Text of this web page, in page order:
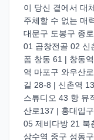
이 당신 곁에서 대
주체할 수 없는 매
대문구 도봉구 종
01 곱창전골 02 신
폼 창동 61 | 창동
역 마포구 와우산
길 28-8 | 신촌역
스튜디오 43 항 뮤
산로137 | 홍대입
05 제비다방 21 북
상수역 중구 성동